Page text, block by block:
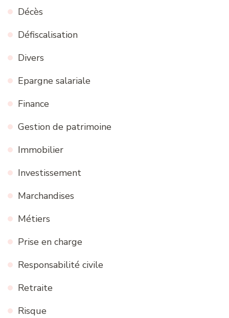
Décès
Défiscalisation
Divers
Epargne salariale
Finance
Gestion de patrimoine
Immobilier
Investissement
Marchandises
Métiers
Prise en charge
Responsabilité civile
Retraite
Risque